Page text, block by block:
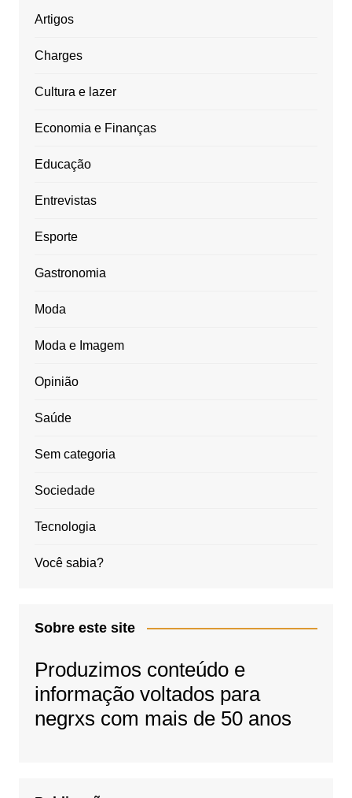
Artigos
Charges
Cultura e lazer
Economia e Finanças
Educação
Entrevistas
Esporte
Gastronomia
Moda
Moda e Imagem
Opinião
Saúde
Sem categoria
Sociedade
Tecnologia
Você sabia?
Sobre este site
Produzimos conteúdo e
informação voltados para
negrxs com mais de 50 anos